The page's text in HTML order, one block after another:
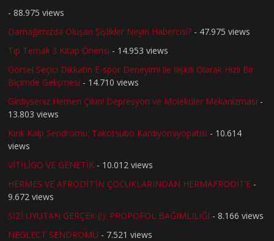
- 88.975 views
Damağımızda Oluşan Şişlikler Neyin Habercisi? - 47.975 views
Tıp Temalı 3 Kitap Önerisi - 14.953 views
Görsel Seçici Dikkatin E-spor Deneyimi ile İlişkili Olarak Hızlı Bir
Biçimde Gelişmesi - 14.710 views
Girdiyseniz Hemen Çıkın! Depresyon ve Moleküler Mekanizması -
13.803 views
Kırık Kalp Sendromu: Takotsubo Kardiyomiyopatisi - 10.614
views
VİTİLİGO VE GENETİK - 10.012 views
HERMES VE AFRODİT’İN ÇOCUKLARINDAN HERMAFRODİT’E -
9.672 views
SİZİ UYUTAN GERÇEK (!): PROPOFOL BAĞIMLILIĞI - 8.166 views
NEGLECT SENDROMU - 7.521 views